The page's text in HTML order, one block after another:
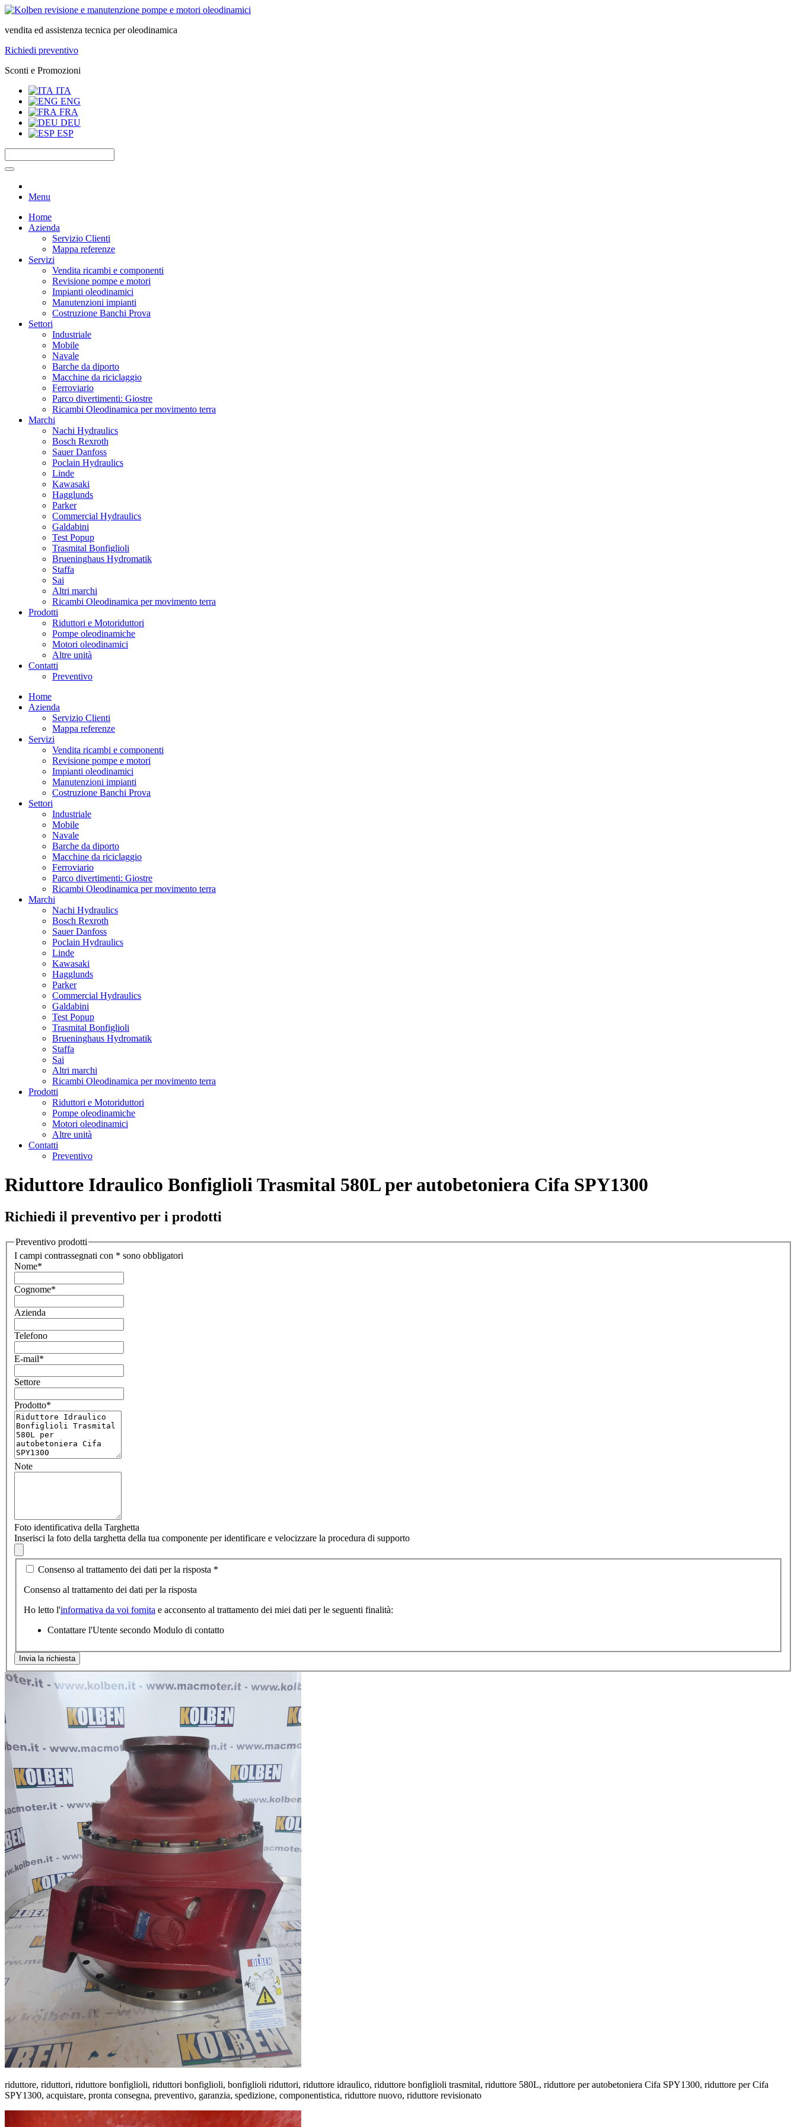
vendita ed assistenza tecnica per oleodinamica
Richiedi preventivo
Sconti e Promozioni
ITA
ENG
FRA
DEU
ESP
Menu
Home
Azienda
Servizio Clienti
Mappa referenze
Servizi
Vendita ricambi e componenti
Revisione pompe e motori
Impianti oleodinamici
Manutenzioni impianti
Costruzione Banchi Prova
Settori
Industriale
Mobile
Navale
Barche da diporto
Macchine da riciclaggio
Ferroviario
Parco divertimenti: Giostre
Ricambi Oleodinamica per movimento terra
Marchi
Nachi Hydraulics
Bosch Rexroth
Sauer Danfoss
Poclain Hydraulics
Linde
Kawasaki
Hagglunds
Parker
Commercial Hydraulics
Galdabini
Test Popup
Trasmital Bonfiglioli
Brueninghaus Hydromatik
Staffa
Sai
Altri marchi
Ricambi Oleodinamica per movimento terra
Prodotti
Riduttori e Motoriduttori
Pompe oleodinamiche
Motori oleodinamici
Altre unità
Contatti
Preventivo
Home
Azienda
Servizio Clienti
Mappa referenze
Servizi
Vendita ricambi e componenti
Revisione pompe e motori
Impianti oleodinamici
Manutenzioni impianti
Costruzione Banchi Prova
Settori
Industriale
Mobile
Navale
Barche da diporto
Macchine da riciclaggio
Ferroviario
Parco divertimenti: Giostre
Ricambi Oleodinamica per movimento terra
Marchi
Nachi Hydraulics
Bosch Rexroth
Sauer Danfoss
Poclain Hydraulics
Linde
Kawasaki
Hagglunds
Parker
Commercial Hydraulics
Galdabini
Test Popup
Trasmital Bonfiglioli
Brueninghaus Hydromatik
Staffa
Sai
Altri marchi
Ricambi Oleodinamica per movimento terra
Prodotti
Riduttori e Motoriduttori
Pompe oleodinamiche
Motori oleodinamici
Altre unità
Contatti
Preventivo
Riduttore Idraulico Bonfiglioli Trasmital 580L per autobetoniera Cifa SPY1300
Richiedi il preventivo per i prodotti
Preventivo prodotti
I campi contrassegnati con * sono obbligatori
Nome*
Cognome*
Azienda
Telefono
E-mail*
Settore
Prodotto*
Note
Foto identificativa della Targhetta
Inserisci la foto della targhetta della tua componente per identificare e velocizzare la procedura di supporto
Consenso al trattamento dei dati per la risposta *
Consenso al trattamento dei dati per la risposta
Ho letto l'informativa da voi fornita e acconsento al trattamento dei miei dati per le seguenti finalità:
Contattare l'Utente secondo Modulo di contatto
riduttore, riduttori, riduttore bonfiglioli, riduttori bonfiglioli, bonfiglioli riduttori, riduttore idraulico, riduttore bonfiglioli trasmital, riduttore 580L, riduttore per autobetoniera Cifa SPY1300, riduttore per Cifa
SPY1300, acquistare, pronta consegna, preventivo, garanzia, spedizione, componentistica, riduttore nuovo, riduttore revisionato